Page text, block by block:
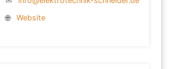
🌐
Website